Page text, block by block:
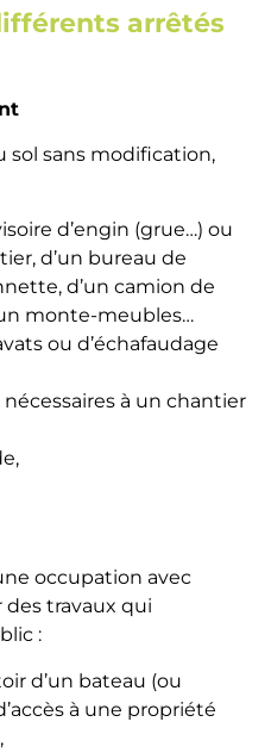
arrêtés
sol sans modification,
d’engin (grue…) ou
d’un bureau de
d’un camion de
monte-meubles…
ou d’échafaudage
à un chantier
occupation avec
travaux qui
:
d’un bateau (ou
à une propriété